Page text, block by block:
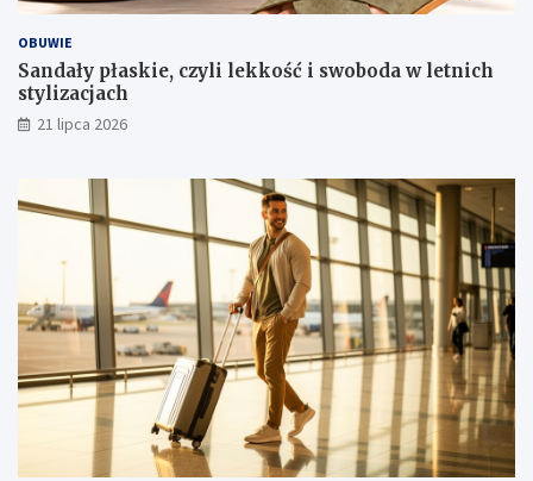
OBUWIE
Sandały płaskie, czyli lekkość i swoboda w letnich
stylizacjach
21 lipca 2026